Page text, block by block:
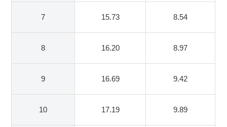
7 15.73 8.54
8 16.20 8.97
9 16.69 9.42
10 17.19 9.89